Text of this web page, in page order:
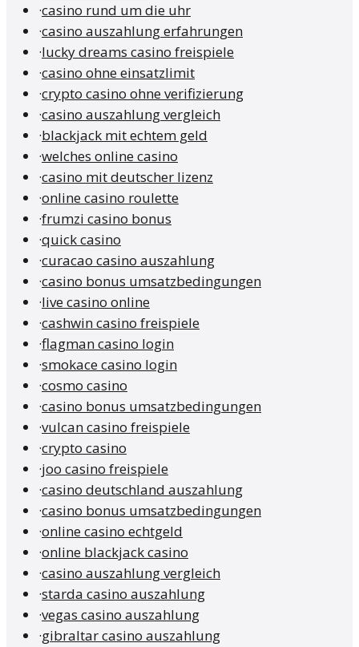
·casino rund um die uhr
·casino auszahlung erfahrungen
·lucky dreams casino freispiele
·casino ohne einsatzlimit
·crypto casino ohne verifizierung
·casino auszahlung vergleich
·blackjack mit echtem geld
·welches online casino
·casino mit deutscher lizenz
·online casino roulette
·frumzi casino bonus
·quick casino
·curacao casino auszahlung
·casino bonus umsatzbedingungen
·live casino online
·cashwin casino freispiele
·flagman casino login
·smokace casino login
·cosmo casino
·casino bonus umsatzbedingungen
·vulcan casino freispiele
·crypto casino
·joo casino freispiele
·casino deutschland auszahlung
·casino bonus umsatzbedingungen
·online casino echtgeld
·online blackjack casino
·casino auszahlung vergleich
·starda casino auszahlung
·vegas casino auszahlung
·gibraltar casino auszahlung